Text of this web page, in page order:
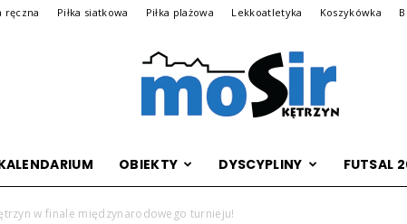
ręczna Piłka siatkowa Piłka plażowa Lekkoatletyka Koszykówka
Archiwalna
OBIEKTY DYSCYPLINY FUTSAL
w finale międzynarodowego turnieju!